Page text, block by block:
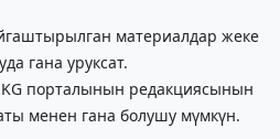
материалдар жеке
гана уруксат.
порталынын редакциясынын
менен гана болушу мүмкүн.